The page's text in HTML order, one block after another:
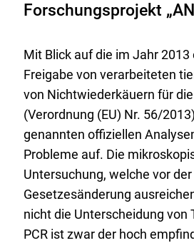
Forschungsprojekt
Mit Blick auf die im Jahr 2013
Freigabe von verarbeiteten
von Nichtwiederkäuern für
(Verordnung (EU) Nr. 56/
genannten offiziellen
Probleme auf. Die
Untersuchung, welche vor der
Gesetzesänderung
nicht die Unterscheidung von
PCR ist zwar der hoch